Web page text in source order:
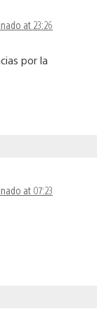
at 23:26
por la
at 07:23